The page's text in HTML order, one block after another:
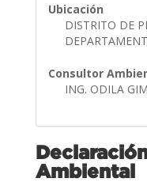
Ubicación
DISTRITO DE
Consultor
ING. ODILA
Ambiental